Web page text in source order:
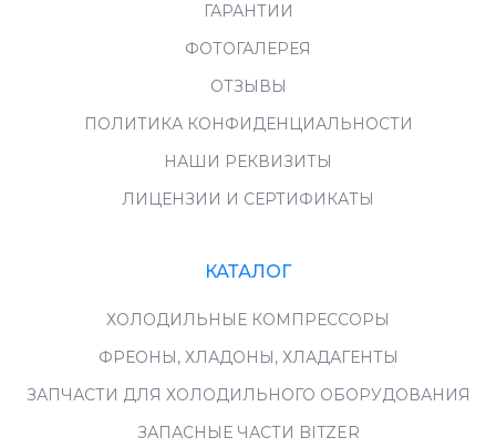
ГАРАНТИИ
ФОТОГАЛЕРЕЯ
ОТЗЫВЫ
ПОЛИТИКА КОНФИДЕНЦИАЛЬНОСТИ
НАШИ РЕКВИЗИТЫ
ЛИЦЕНЗИИ И СЕРТИФИКАТЫ
КАТАЛОГ
ХОЛОДИЛЬНЫЕ КОМПРЕССОРЫ
ФРЕОНЫ, ХЛАДОНЫ, ХЛАДАГЕНТЫ
ЗАПЧАСТИ ДЛЯ ХОЛОДИЛЬНОГО ОБОРУДОВАНИЯ
ЗАПАСНЫЕ ЧАСТИ BITZER